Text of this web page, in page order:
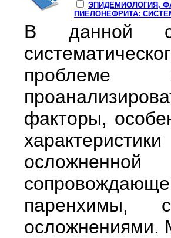
ЭПИДЕМИОЛОГИЯ,
ПИЕЛОНЕФРИТА:
B данной
проблеме
факторы,
паренхимы,
осложнениями.